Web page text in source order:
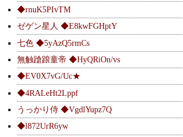
◆rnuK5PIvTM
ゼゲン星人 ◆E8kwFGHptY
七色 ◆5yAzQ5rmCs
無触蹌踉童帝 ◆HyQRiOn/vs
◆EV0X7vG/Uc★
◆4RALeHt2Lppf
うっかり侍 ◆VgdlYupz7Q
◆l872UrR6yw